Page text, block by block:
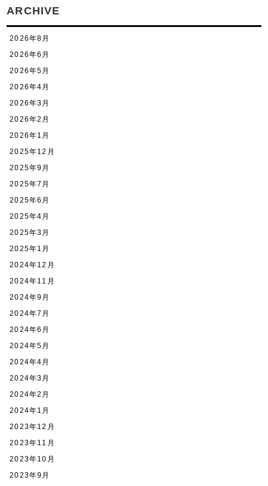
ARCHIVE
2026年8月
2026年6月
2026年5月
2026年4月
2026年3月
2026年2月
2026年1月
2025年12月
2025年9月
2025年7月
2025年6月
2025年4月
2025年3月
2025年1月
2024年12月
2024年11月
2024年9月
2024年7月
2024年6月
2024年5月
2024年4月
2024年3月
2024年2月
2024年1月
2023年12月
2023年11月
2023年10月
2023年9月